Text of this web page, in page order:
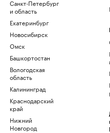
Санкт-Петербург
и область
Екатеринбург
Новосибирск
Омск
Башкортостан
Вологодская
область
Калининград
Краснодарский
край
Нижний
Новгород